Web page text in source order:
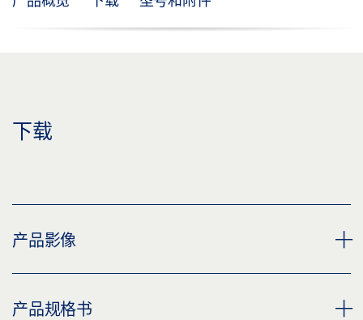
下载
产品影像
角铁盖板 OL 320
产品规格书